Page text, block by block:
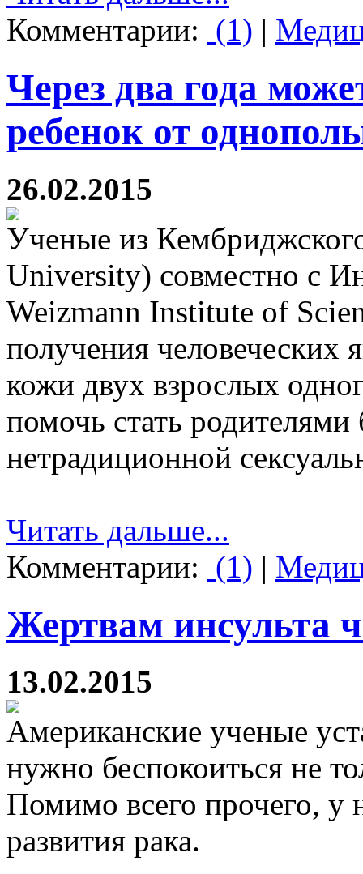
Комментарии: (1) |
Через два года
ребенок от
26.02.2015
Ученые из
University) совместно с
Weizmann Institute of
получения человеческих
кожи двух взрослых
помочь стать
нетрадиционной
Читать дальше...
Комментарии: (1) |
Жертвам инсульта
13.02.2015
Американские ученые
нужно беспокоиться не
Помимо всего прочего, у
развития рака.